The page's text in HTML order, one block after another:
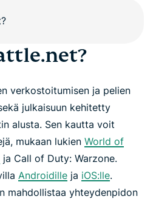
about ExpressVPN
verkostoitumisen ja pelien
julkaisuun kehitetty
alusta. Sen kautta voit
mukaan lukien World of
ja Call of Duty: Warzone.
Androidille ja iOS:lle.
mahdollistaa yhteydenpidon